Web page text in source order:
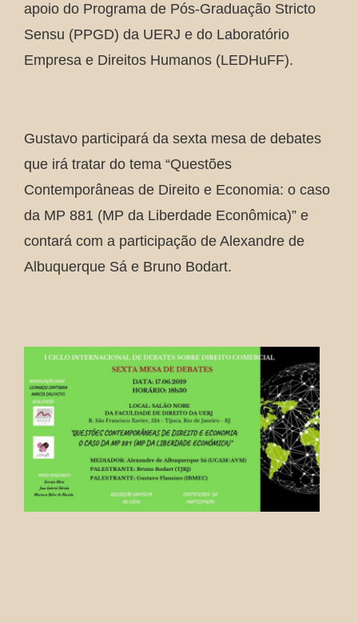
apoio do Programa de Pós-Graduação Stricto
Sensu (PPGD) da UERJ e do Laboratório
Empresa e Direitos Humanos (LEDHuFF).
Gustavo participará da sexta mesa de debates
que irá tratar do tema “Questões
Contemporâneas de Direito e Economia: o caso
da MP 881 (MP da Liberdade Econômica)” e
contará com a participação de Alexandre de
Albuquerque Sá e Bruno Bodart.